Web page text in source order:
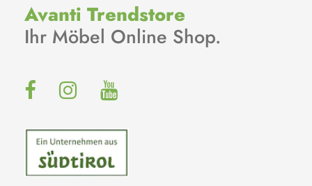
Avanti Trendstore
Ihr Möbel Online Shop.